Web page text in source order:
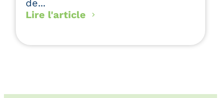
de...
Lire l'article